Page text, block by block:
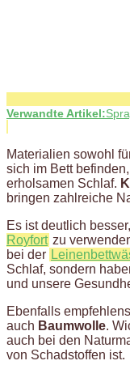
Verwandte Artikel:
Materialien sowohl
sich im Bett
erholsamen Schlaf.
bringen zahlreiche
Es ist deutlich
Royfort zu
bei der
Schlaf, sondern
und unsere
Ebenfalls
auch Baumwolle.
auch bei den
von Schadstoffen ist.